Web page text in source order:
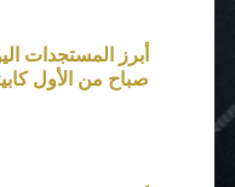
أبرز المستجدات
صباح من الأول كابيتال –